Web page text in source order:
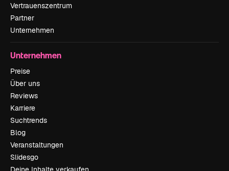
Vertrauenszentrum
Partner
Unternehmen
Unternehmen
Preise
Über uns
Reviews
Karriere
Suchtrends
Blog
Veranstaltungen
Slidesgo